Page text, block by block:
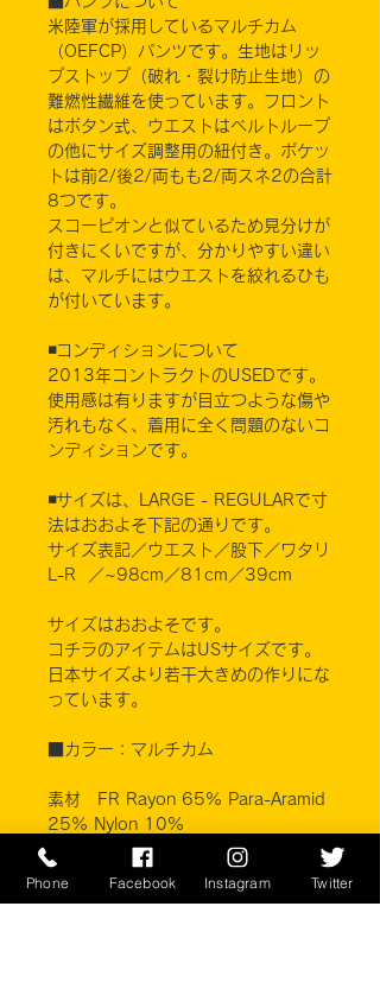
米陸軍が採用しているマルチカム
（OEFCP）パンツです。生地はリッ
プストップ（破れ・裂け防止生地）の
難燃性繊維を使っています。フロント
はボタン式、ウエストはベルトループ
の他にサイズ調整用の紐付き。ポケッ
トは前2/後2/両もも2/両スネ2の合計
8つです。
スコーピオンと似ているため見分けが
付きにくいですが、分かりやすい違い
は、マルチにはウエストを絞れるひも
が付いています。
◾️コンディションについて
2013年コントラクトのUSEDです。
使用感は有りますが目立つような傷や
汚れもなく、着用に全く問題のないコ
ンディションです。
◾️サイズは、LARGE - REGULARで寸
法はおおよそ下記の通りです。
サイズ表記／ウエスト／股下／ワタリ
L-R ／~98cm／81cm／39cm
サイズはおおよそです。
コチラのアイテムはUSサイズです。
日本サイズより若干大きめの作りにな
っています。
■カラー：マルチカム
素材 FR Rayon 65% Para-Aramid
25% Nylon 10%
Bluewater Defense
Phone Facebook Instagram Twitter